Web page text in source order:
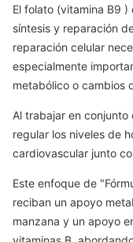
El folato (vitamina B9 )
síntesis y reparación
reparación celular
especialmente
metabólico o cambios
Al trabajar en conjunto
regular los niveles de
cardiovascular junto
Este enfoque de
reciban un apoyo
manzana y un apoyo